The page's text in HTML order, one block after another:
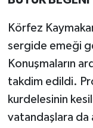
Körfez
sergide emeği
Konuşmaların
takdim edildi.
kurdelesinin
vatandaşlara da